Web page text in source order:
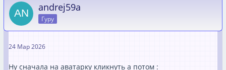
andrej59a
Гуру
24 Мар 2026
Ну сначала на аватарку кликнуть а потом :